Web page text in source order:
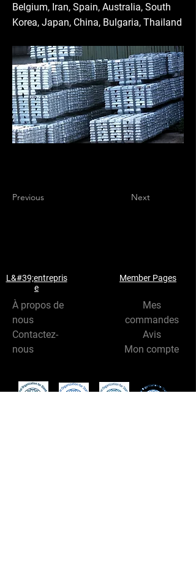
Belgium, Iran, Spain, Australia, South
Korea, Japan, China, Bulgaria, Thailand
Previous Next
L&#39;entrepris
e
À propos de
nous
Contactez-
nous
Member Pages
Mes
commandes
Avis
Mon compte